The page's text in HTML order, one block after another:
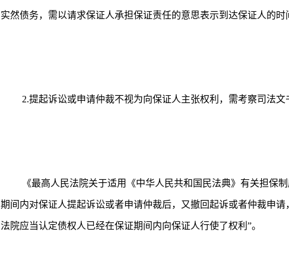
实然债务，需以请求保证人承担保证责任的意思表示到达保证人的时
2.提起诉讼或申请仲裁不视为向保证人主张权利，需考察司法文
《最高人民法院关于适用《中华人民共和国民法典》有关担保
期间内对保证人提起诉讼或者申请仲裁后，又撤回起诉或者仲裁申
法院应当认定债权人已经在保证期间内向保证人行使了权利”。